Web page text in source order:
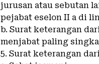
jurusan atau sebutan
pejabat eselon II a di
b. Surat keterangan
menjabat paling
5. Surat keterangan